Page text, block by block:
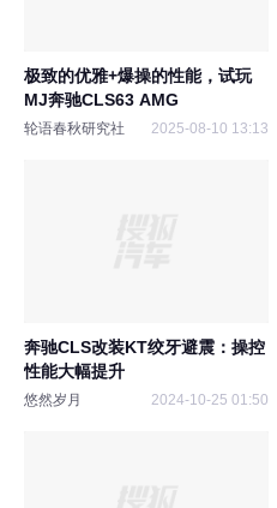
极致的优雅+爆操的性能，试玩
MJ奔驰CLS63 AMG
轮语春秋研究社 2025-08-10 13:13
奔驰CLS改装KT绞牙避震：操控
性能大幅提升
悠然岁月 2024-10-25 01:50